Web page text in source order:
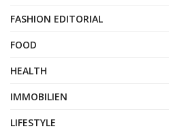
FASHION EDITORIAL
FOOD
HEALTH
IMMOBILIEN
LIFESTYLE